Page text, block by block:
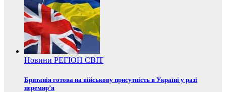
Новини РЕГІОН СВІТ
Британія готова на військову присутність в Україні у разі
перемир’я